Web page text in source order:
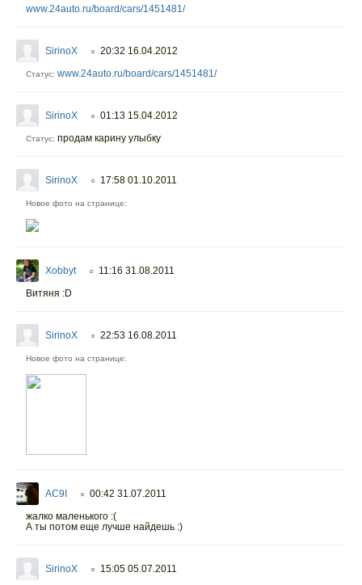
www.24auto.ru/board/cars/1451481/
SirinoX ○ 20:32 16.04.2012
Статус: www.24auto.ru/board/cars/1451481/
SirinoX ○ 01:13 15.04.2012
Статус: продам карину улыбку
SirinoX ○ 17:58 01.10.2011
Новое фото на странице:
Xobbyt ○ 11:16 31.08.2011
Витяня :D
SirinoX ○ 22:53 16.08.2011
Новое фото на странице:
AC9I ○ 00:42 31.07.2011
жалко маленького :(
А ты потом еще лучше найдешь :)
SirinoX ○ 15:05 05.07.2011